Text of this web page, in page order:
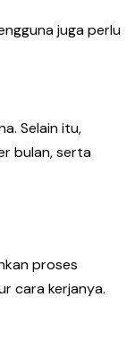
juga perlu
Selain itu,
bulan, serta
proses
cara kerjanya.